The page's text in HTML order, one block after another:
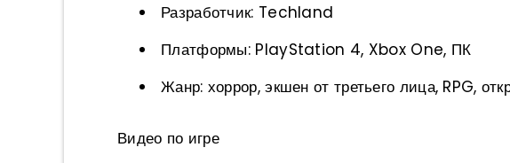
Разработчик: Techland
Платформы: PlayStation 4, Xbox One, ПК
Жанр: хоррор, экшен от третьего лица, RPG,
Видео по игре